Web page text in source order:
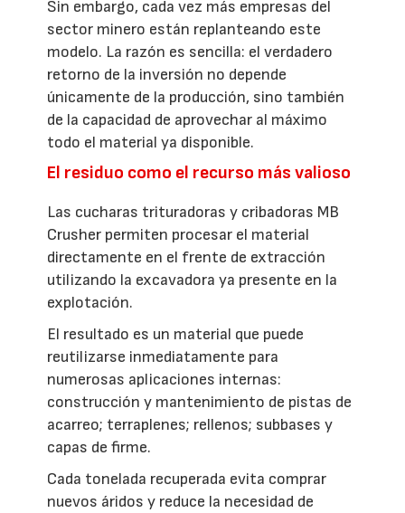
Sin embargo, cada vez más empresas del
sector minero están replanteando este
modelo. La razón es sencilla: el verdadero
retorno de la inversión no depende
únicamente de la producción, sino también
de la capacidad de aprovechar al máximo
todo el material ya disponible.
El residuo como el recurso más valioso
Las cucharas trituradoras y cribadoras MB
Crusher permiten procesar el material
directamente en el frente de extracción
utilizando la excavadora ya presente en la
explotación.
El resultado es un material que puede
reutilizarse inmediatamente para
numerosas aplicaciones internas:
construcción y mantenimiento de pistas de
acarreo; terraplenes; rellenos; subbases y
capas de firme.
Cada tonelada recuperada evita comprar
nuevos áridos y reduce la necesidad de